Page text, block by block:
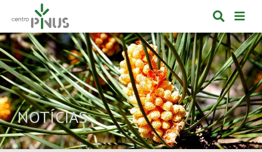
Alternar
de
de
NOTÍCIAS